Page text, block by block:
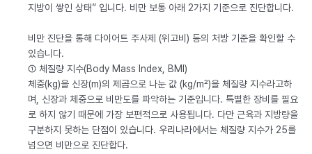
지방이 쌓인 상태” 입니다. 비만 보통 아래 2가지 기준으로 진단합니다.
비만 진단을 통해 다이어트 주사제 (위고비) 등의 처방 기준을 확인할 수
있습니다.
① 체질량 지수(Body Mass Index, BMI)
체중(kg)을 신장(m)의 제곱으로 나눈 값 (kg/m²)을 체질량 지수라고하
며, 신장과 체중으로 비만도를 파악하는 기준입니다. 특별한 장비를 필요
로 하지 않기 때문에 가장 보편적으로 사용됩니다. 다만 근육과 지방량을
구분하지 못하는 단점이 있습니다. 우리나라에서는 체질량 지수가 25를
넘으면 비만으로 진단합다.